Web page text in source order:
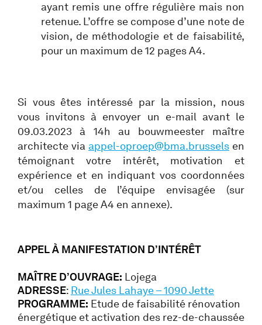
ayant remis une offre régulière mais non
retenue. L’offre se compose d’une note de
vision, de méthodologie et de faisabilité,
pour un maximum de 12 pages A4.
Si vous êtes intéressé par la mission, nous
vous invitons à envoyer un e-mail avant le
09.03.2023 à 14h au bouwmeester maître
architecte via appel-oproep@bma.brussels en
témoignant votre intérêt, motivation et
expérience et en indiquant vos coordonnées
et/ou celles de l’équipe envisagée (sur
maximum 1 page A4 en annexe).
APPEL À MANIFESTATION D’INTÉRÊT
MAÎTRE D’OUVRAGE: Lojega
ADRESSE: Rue Jules Lahaye – 1090 Jette
PROGRAMME: Etude de faisabilité rénovation
énergétique et activation des rez-de-chaussée